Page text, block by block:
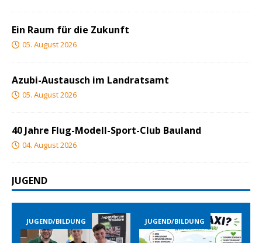
Ein Raum für die Zukunft
05. August 2026
Azubi-Austausch im Landratsamt
05. August 2026
40 Jahre Flug-Modell-Sport-Club Bauland
04. August 2026
JUGEND
JUGEND/BILDUNG JUGEND/BILDUNG